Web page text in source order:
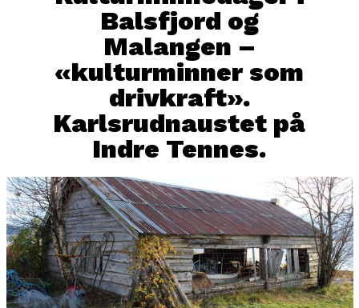
Balsfjord og
Malangen –
«kulturminner som
drivkraft».
Karlsrudnaustet på
Indre Tennes.